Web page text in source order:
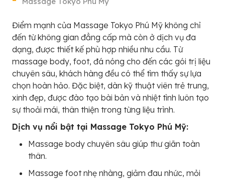
Điểm mạnh của Massage Tokyo Phú Mỹ không chỉ
đến từ không gian đẳng cấp mà còn ở dịch vụ đa
dạng, được thiết kế phù hợp nhiều nhu cầu. Từ
massage body, foot, đá nóng cho đến các gói trị liệu
chuyên sâu, khách hàng đều có thể tìm thấy sự lựa
chọn hoàn hảo. Đặc biệt, dàn kỹ thuật viên trẻ trung,
xinh đẹp, được đào tạo bài bản và nhiệt tình luôn tạo
sự thoải mái, thân thiện trong từng liệu trình.
Dịch vụ nổi bật tại Massage Tokyo Phú Mỹ:
Massage body chuyên sâu giúp thư giãn toàn
thân.
Massage foot nhẹ nhàng, giảm đau nhức, mỏi